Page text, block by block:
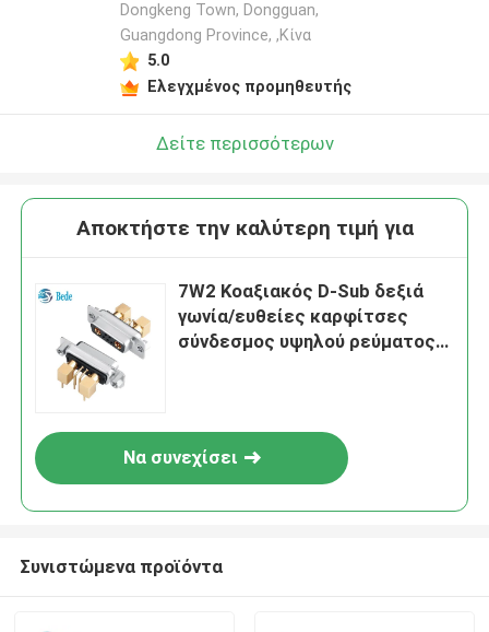
Dongkeng Town, Dongguan,
Guangdong Province, ,Κίνα
5.0
Ελεγχμένος προμηθευτής
Δείτε περισσότερων
Αποκτήστε την καλύτερη τιμή για
7W2 Κοαξιακός D-Sub δεξιά
γωνία/ευθείες καρφίτσες
σύνδεσμος υψηλού ρεύματος
Να συνεχίσει
Συνιστώμενα προϊόντα